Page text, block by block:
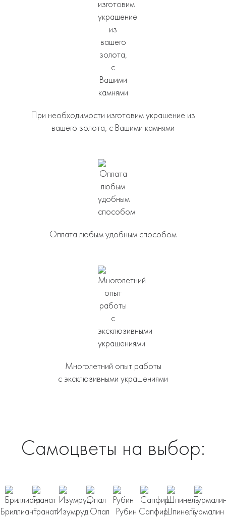
При необходимости изготовим украшение из
вашего золота, с Вашими камнями
Оплата любым удобным способом
Многолетний опыт работы
с эксклюзивными украшениями
Самоцветы на выбор:
БриллиантГранатИзумрудОпал Рубин СапфирШпинельТурмалин